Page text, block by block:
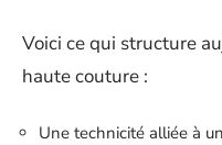
Voici ce qui structure
haute couture :
Une technicité alliée à